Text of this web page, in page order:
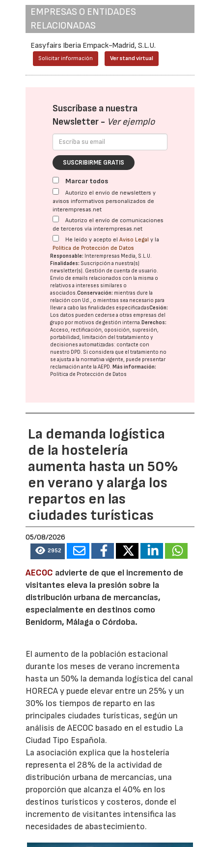
EMPRESAS O ENTIDADES
RELACIONADAS
Easyfairs Iberia Empack-Madrid, S.L.U.
Solicitar información Ver stand virtual
Suscríbase a nuestra
Newsletter - Ver ejemplo
SUSCRIBIRME GRATIS
Marcar todos
Autorizo el envío de newsletters y
avisos informativos personalizados de
interempresas.net
Autorizo el envío de comunicaciones
de terceros vía interempresas.net
He leído y acepto elAviso Legal y la
Política de Protección de Datos
Responsable: Interempresas Media, S.L.U.
Finalidades: Suscripción a nuestra(s)
newsletter(s). Gestión de cuenta de usuario.
Envío de emails relacionados con la misma o
relativos a intereses similares o
asociados.Conservación: mientras dure la
relación con Ud., o mientras sea necesario para
llevar a cabo las finalidades especificadasCesión:
Los datos pueden cederse a otras empresas del
grupo por motivos de gestión interna.Derechos:
Acceso, rectificación, oposición, supresión,
portabilidad, limitación del tratatamiento y
decisiones automatizadas: contacte con
nuestro DPD. Si considera que el tratamiento no
se ajusta a la normativa vigente, puede presentar
reclamación ante laAEPD.Más información:
Política de Protección de Datos
La demanda logística
de la hostelería
aumenta hasta un 50%
en verano y alarga los
repartos en las
ciudades turísticas
05/08/2026
2952
AECOC advierte de que el incremento de
visitantes eleva la presión sobre la
distribución urbana de mercancías,
especialmente en destinos como
Benidorm, Málaga o Córdoba.
El aumento de la población estacional
durante los meses de verano incrementa
hasta un 50% la demanda logística del canal
HORECA y puede elevar entre un 25% y un
30% los tiempos de reparto en las
principales ciudades turísticas, según un
análisis de AECOC basado en el estudio La
Ciudad Tipo Española.
La asociación explica que la hostelería
representa el 28% de la actividad de
distribución urbana de mercancías, una
proporción que alcanza el 40% en los
destinos turísticos y costeros, donde el
incremento de visitantes intensifica las
necesidades de abastecimiento.